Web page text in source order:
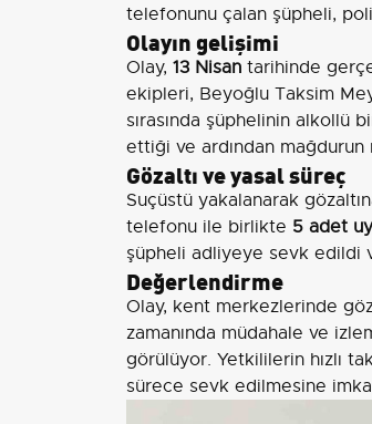
telefonunu çalan şüpheli,
Olayın gelişimi
Olay, 13 Nisan tarihinde
ekipleri, Beyoğlu Taksim
sırasında şüphelinin alkollü
ettiği ve ardından
Gözaltı ve yasal süreç
Suçüstü yakalanarak
telefonu ile birlikte 5 adet
şüpheli adliyeye sevk edildi
Değerlendirme
Olay, kent merkezlerinde
zamanında müdahale ve
görülüyor. Yetkililerin hızlı
sürece sevk edilmesine